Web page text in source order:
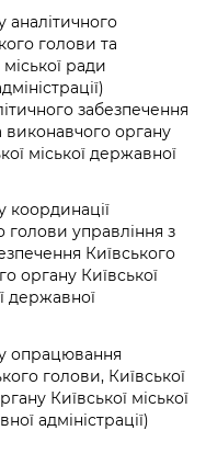
аналітичного
голови та
ради
забезпечення
виконавчого органу
міської державної
координації
голови управління з
Київського
органу Київської
державної
опрацювання
голови, Київської
Київської міської
адміністрації)